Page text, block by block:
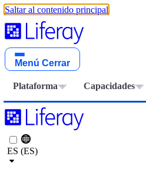
Saltar al contenido principal
Menú Cerrar
Plataforma Capacidades
ES (ES)